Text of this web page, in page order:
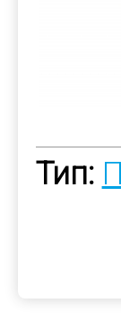
Тип: